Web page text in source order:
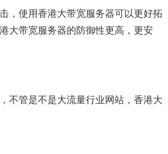
，使用香港大带宽服务器可以更好拓
大带宽服务器的防御性更高，更安
不管是不是大流量行业网站，香港大